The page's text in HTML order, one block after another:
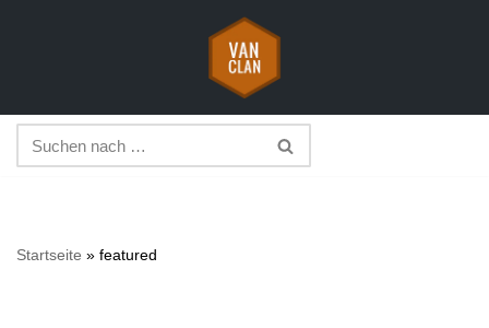
springen
Startseite » featured